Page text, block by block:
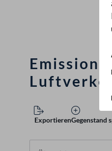
ExportierenGegenstand